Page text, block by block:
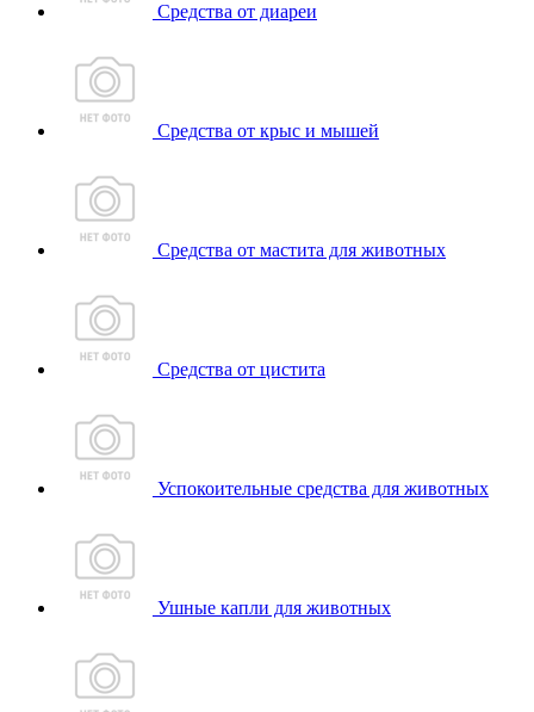
Средства от диареи
Средства от крыс и мышей
Средства от мастита для животных
Средства от цистита
Успокоительные средства для животных
Ушные капли для животных